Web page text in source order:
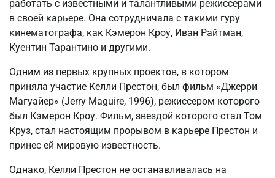
работать с известными и талантливыми режиссерами
в своей карьере. Она сотрудничала с такими гуру
кинематографа, как Кэмерон Кроу, Иван Райтман,
Куентин Тарантино и другими.
Одним из первых крупных проектов, в котором
приняла участие Келли Престон, был фильм «Джерри
Магуайер» (Jerry Maguire, 1996), режиссером которого
был Кэмерон Кроу. Фильм, звездой которого стал Том
Круз, стал настоящим прорывом в карьере Престон и
принес ей мировую известность.
Однако, Келли Престон не останавливалась на